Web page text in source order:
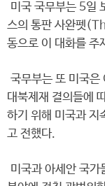
미국 국무부는 5일
스의 통판 사완펫
동으로 이 대화를 주
국무부는 또 미국은
대북제재 결의들에
하기 위해 미국과 지
고 전했다.
미국과 아세안 국가